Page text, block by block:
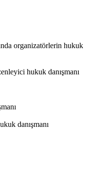
organizatörlerin hukuk
hukuk danışmanı
danışmanı